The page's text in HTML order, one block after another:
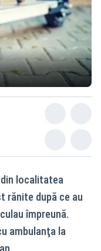
localitatea
rănite după ce au
împreună.
ambulanţa la